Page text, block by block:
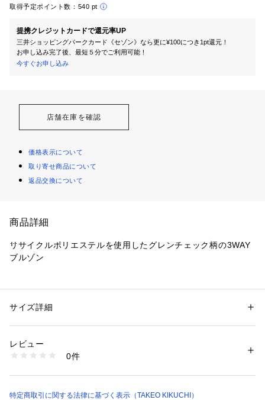
取得予定ポイント数： 540 pt
提携クレジットカードで還元率UP
三井ショッピングパークカード《セゾン》なら更に¥100につき1pt還元！
お申し込み完了後、最短５分でご利用可能！
今すぐお申し込み
店舗在庫を確認
価格表示について
取り寄せ商品について
返品交換について
商品詳細
リサイクルポリエステルを使用したグレンチェック柄の3WAY
ブルゾン
ジャケットスタイリングや冬ニットを合わせるカジュアルスタ
ライナーのシルエットも一新し、単体でもスタイリングを完成
させてくれるアイテムに。
本体とライナーの付け方を大幅修正し、よりスムースかつ効率
性別：メンズ
素材：ブルゾン: 表地 ポリエステル100％（裏側 ポリウレタンコーティン
0％ 詰物 ダウン90 フェザー10％
生産国：中国製
931-51325 （ショップ）
サイズ詳細
レビュー
0件
特定商取引に関する法律に基づく表示（TAKEO KIKUCHI）